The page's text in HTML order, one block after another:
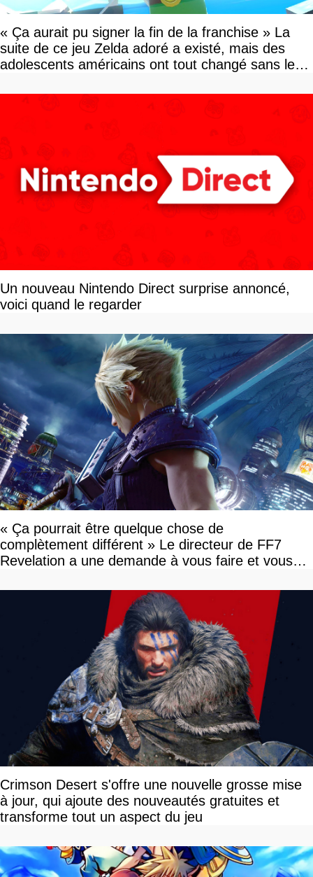
« Ça aurait pu signer la fin de la franchise » La
suite de ce jeu Zelda adoré a existé, mais des
adolescents américains ont tout changé sans le
Un nouveau Nintendo Direct surprise annoncé,
voici quand le regarder
« Ça pourrait être quelque chose de
complètement différent » Le directeur de FF7
Revelation a une demande à vous faire et vous
Crimson Desert s'offre une nouvelle grosse mise
à jour, qui ajoute des nouveautés gratuites et
transforme tout un aspect du jeu